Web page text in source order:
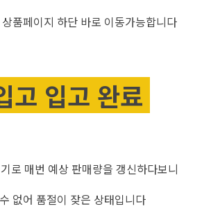
품페이지 하단 바로 이동가능합니다
고 입고 완료
로 매번 예상 판매량을 갱신하다보니
없어 품절이 잦은 상태입니다